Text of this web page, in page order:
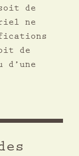
de
ne
de
d’une